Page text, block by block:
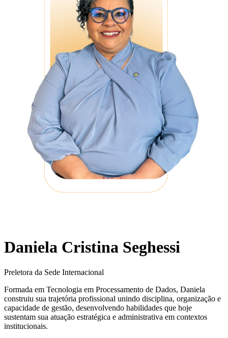
Daniela Cristina Seghessi
Preletora da Sede Internacional
Formada em Tecnologia em Processamento de Dados, Daniela
construiu sua trajetória profissional unindo disciplina, organização e
capacidade de gestão, desenvolvendo habilidades que hoje
sustentam sua atuação estratégica e administrativa em contextos
institucionais.